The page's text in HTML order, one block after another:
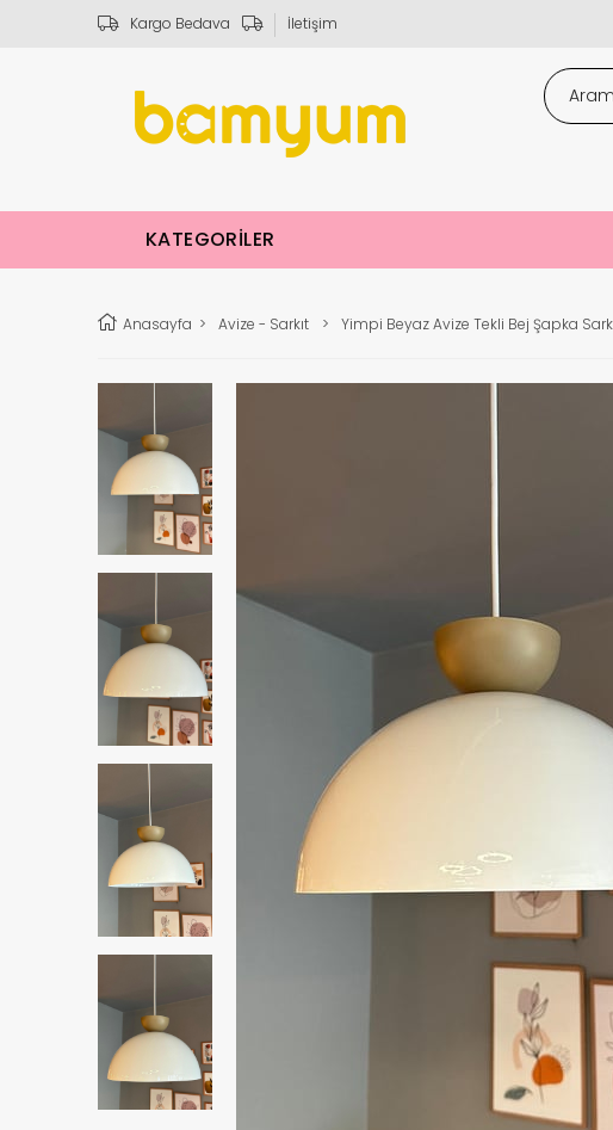
Kargo Bedava İletişim
KATEGORİLER
Anasayfa > Avize - Sarkıt > Yimpi Beyaz Avize Tekli Bej Şapka